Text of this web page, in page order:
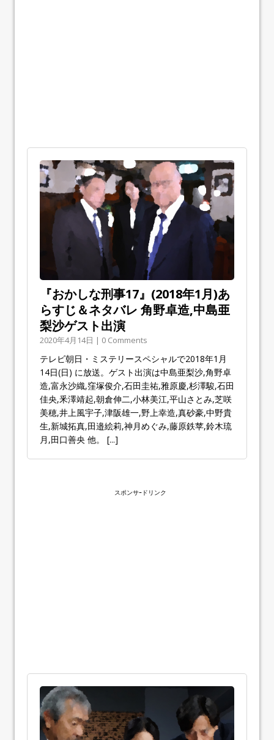
『おかしな刑事17』(2018年1月)あ
らすじ＆ネタバレ 角野卓造,中島亜
梨沙ゲスト出演
2020年4月14日 | 0 Comments
テレビ朝日・ミステリースペシャルで2018年1月
14日(日) に放送。ゲスト出演は中島亜梨沙,角野卓
造,富永沙織,窪塚俊介,石田圭祐,雅原慶,杉澤駿,石田
佳央,釆澤靖起,朝倉伸二,小林美江,平山さとみ,芝咲
美穂,井上風宇子,津阪雄一,野上幸造,真砂豪,中野貴
生,新城拓真,田邉絵莉,神月めぐみ,藤原鉄苹,鈴木琉
月,田口善央 他。 [...]
スポンサｰドリンク